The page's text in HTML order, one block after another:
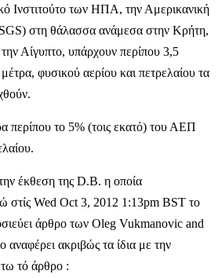
Ινστιτούτο των ΗΠΑ, την Αμερικανική
στη θάλασσα ανάμεσα στην Κρήτη,
Αίγυπτο, υπάρχουν περίπου 3,5
φυσικού αερίου και πετρελαίου τα
το 5% (τοις εκατό) του ΑΕΠ
έκθεση της D.B. η οποία
στίς Wed Oct 3, 2012 1:13pm BST το
άρθρο των Oleg Vukmanovic and
αναφέρει ακριβώς τα ίδια με την
τό άρθρο :